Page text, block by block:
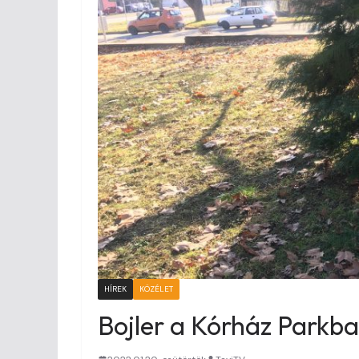
HÍREK KÖZÉLET
Bojler a Kórház